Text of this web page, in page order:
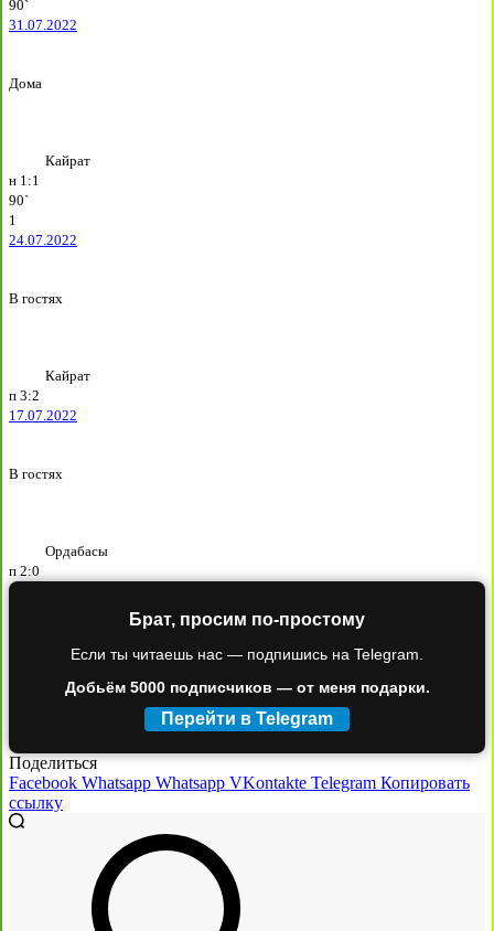
90`
31.07.2022
Дома
Кайрат
н 1:1
90`
1
24.07.2022
В гостях
Кайрат
п 3:2
17.07.2022
В гостях
Ордабасы
п 2:0
Брат, просим по-простому
Если ты читаешь нас — подпишись на Telegram.
Добьём 5000 подписчиков — от меня подарки.
Перейти в Telegram
Поделиться
Facebook Whatsapp Whatsapp VKontakte Telegram Копировать
ссылку